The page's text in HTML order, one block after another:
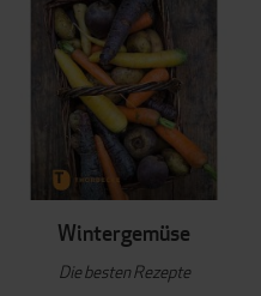
Wintergemüse
Die besten Rezepte